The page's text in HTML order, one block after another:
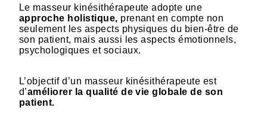
Le masseur kinésithérapeute adopte une
approche holistique, prenant en compte non
seulement les aspects physiques du bien-être de
son patient, mais aussi les aspects émotionnels,
psychologiques et sociaux.
L’objectif d’un masseur kinésithérapeute est
d’améliorer la qualité de vie globale de son
patient.